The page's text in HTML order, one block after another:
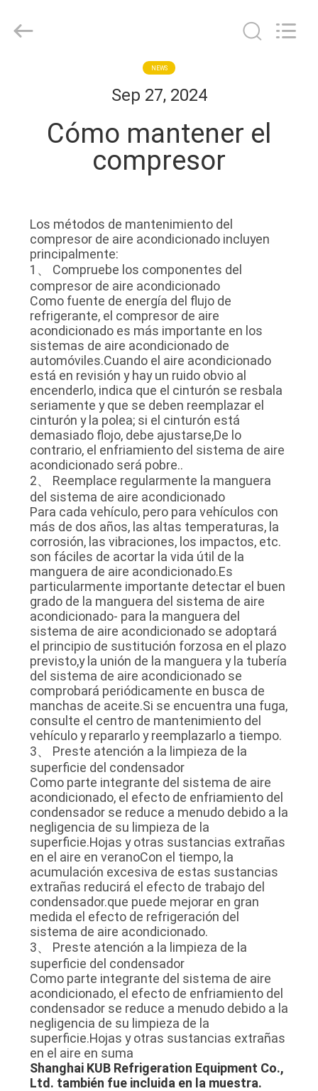
PRODUCTOS
SOBRE
NOSOTROS
VIAJE
FÁBRICA
CONTROL
CALIDAD
ÉNTRENOS
CONTACTO
CON
NOTICIAS
CASOS
PIDA
UNA
CITA
MAPA
DEL
SITIO
POLÍTICA
PRIVACIDAD
Equipment
NEWS
Sep 27, 2024
Cómo mantener el
compresor
Los métodos de mantenimiento del
compresor de aire acondicionado incluyen
principalmente:
1、 Compruebe los componentes del
compresor de aire acondicionado
Como fuente de energía del flujo de
refrigerante, el compresor de aire
acondicionado es más importante en los
sistemas de aire acondicionado de
automóviles.Cuando el aire acondicionado
está en revisión y hay un ruido obvio al
encenderlo, indica que el cinturón se resbala
seriamente y que se deben reemplazar el
cinturón y la polea; si el cinturón está
demasiado flojo, debe ajustarse,De lo
contrario, el enfriamiento del sistema de aire
acondicionado será pobre..
2、 Reemplace regularmente la manguera
del sistema de aire acondicionado
Para cada vehículo, pero para vehículos con
más de dos años, las altas temperaturas, la
corrosión, las vibraciones, los impactos, etc.
son fáciles de acortar la vida útil de la
manguera de aire acondicionado.Es
particularmente importante detectar el buen
grado de la manguera del sistema de aire
acondicionado- para la manguera del
sistema de aire acondicionado se adoptará
el principio de sustitución forzosa en el plazo
previsto,y la unión de la manguera y la tubería
del sistema de aire acondicionado se
comprobará periódicamente en busca de
manchas de aceite.Si se encuentra una fuga,
consulte el centro de mantenimiento del
vehículo y repararlo y reemplazarlo a tiempo.
3、 Preste atención a la limpieza de la
superficie del condensador
Como parte integrante del sistema de aire
acondicionado, el efecto de enfriamiento del
condensador se reduce a menudo debido a la
negligencia de su limpieza de la
superficie.Hojas y otras sustancias extrañas
en el aire en veranoCon el tiempo, la
acumulación excesiva de estas sustancias
extrañas reducirá el efecto de trabajo del
condensador.que puede mejorar en gran
medida el efecto de refrigeración del
sistema de aire acondicionado.
3、 Preste atención a la limpieza de la
superficie del condensador
Como parte integrante del sistema de aire
acondicionado, el efecto de enfriamiento del
condensador se reduce a menudo debido a la
negligencia de su limpieza de la
superficie.Hojas y otras sustancias extrañas
en el aire en suma
Shanghai KUB Refrigeration Equipment Co.,
Ltd. también fue incluida en la muestra.